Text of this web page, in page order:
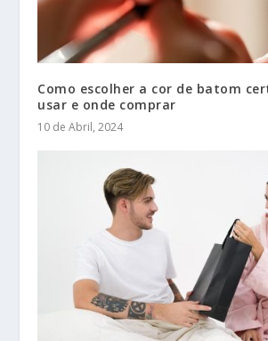
Como escolher a cor de batom
usar e onde comprar
10 de Abril, 2024